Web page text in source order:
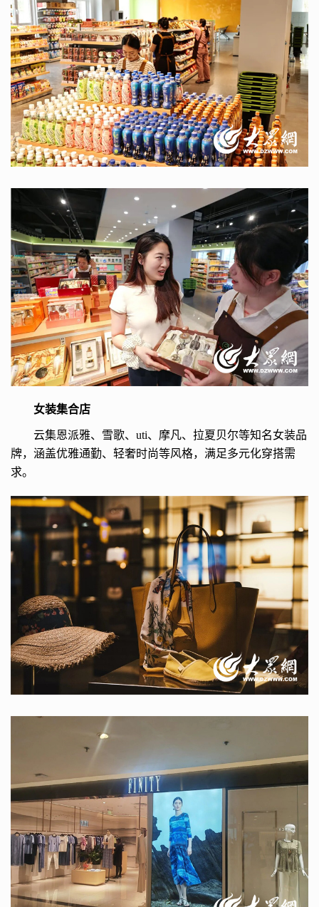
女装集合店
云集恩派雅、雪歌、uti、摩凡、拉夏贝尔等知名女装品
牌，涵盖优雅通勤、轻奢时尚等风格，满足多元化穿搭需
求。